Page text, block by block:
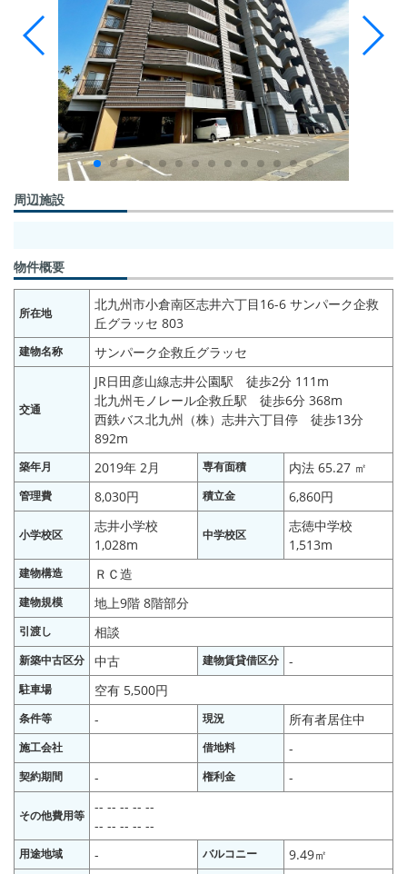
周辺施設
物件概要
所在地
北九州市小倉南区志井六丁目16-6 サンパーク企救
丘グラッセ 803
建物名称 サンパーク企救丘グラッセ
交通
JR日田彦山線志井公園駅 徒歩2分 111m
北九州モノレール企救丘駅 徒歩6分 368m
西鉄バス北九州（株）志井六丁目停 徒歩13分
892m
築年月 2019年 2月 専有面積 内法 65.27 ㎡
管理費 8,030円 積立金 6,860円
小学校区
志井小学校
1,028m
中学校区
志徳中学校
1,513m
建物構造 ＲＣ造
建物規模 地上9階 8階部分
引渡し 相談
新築中古区分 中古 建物賃貸借区分 -
駐車場 空有 5,500円
条件等 - 現況 所有者居住中
施工会社 借地料 -
契約期間 - 権利金 -
その他費用等
-- -- -- -- --
-- -- -- -- --
用途地域 - バルコニー 9.49㎡